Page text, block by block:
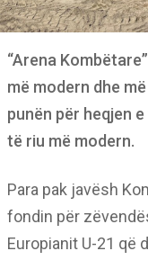
“Arena
më modern dhe
punën për heqjen
të riu më modern.
Para pak javësh
fondin për
Europianit U-21 që